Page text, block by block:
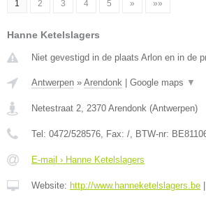
1 2 3 4 5 » »»
Hanne Ketelslagers
Niet gevestigd in de plaats Arlon en in de
Antwerpen » Arendonk Google maps ▼
Netestraat 2, 2370 Arendonk (Antwerpen)
Tel: 0472/528576, Fax: /, BTW-nr:
E-mail › Hanne Ketelslagers
Website: http://www.hanneketelslagers.be